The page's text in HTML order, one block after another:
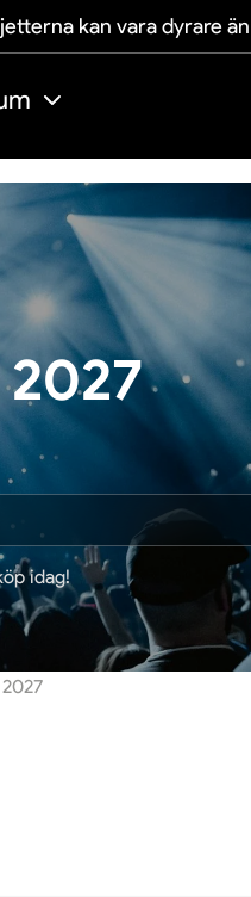
kan vara dyrare
idag!